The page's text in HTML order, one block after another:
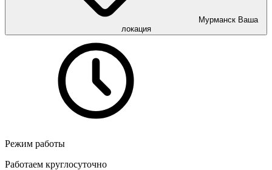
Мурманск Ваша
локация
Режим работы
Работаем круглосуточно